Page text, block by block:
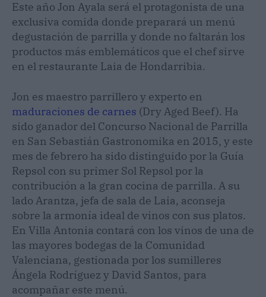
Este año Jon Ayala será el protagonista de una
exclusiva comida donde preparará un menú
degustación de parrilla y donde no faltarán los
productos más emblemáticos que el chef sirve
en el restaurante Laia de Hondarribia.
Jon es maestro parrillero y experto en
maduraciones de carnes (Dry Aged Beef). Ha
sido ganador del Concurso Nacional de Parrilla
en San Sebastián Gastronomika en 2015, y este
mes de febrero ha sido distinguido por la Guía
Repsol con su primer Sol Repsol por la
contribución a la gran cocina de parrilla. A su
lado Arantza, jefa de sala de Laia, aconseja
sobre la armonía ideal de vinos con sus platos.
En Villa Antonia contará con los vinos de una de
las mayores bodegas de la Comunidad
Valenciana, gestionada por los sumilleres
Ángela Rodríguez y David Santos, para
acompañar este menú.